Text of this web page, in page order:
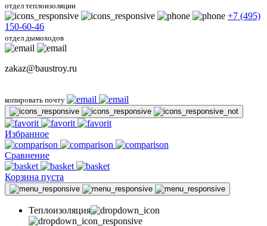
отдел теплоизоляции
+7 (495)
150-60-46
отдел дымоходов
zakaz@baustroy.ru
копировать почту
Избранное
Сравнение
Корзина пуста
Теплоизоляция